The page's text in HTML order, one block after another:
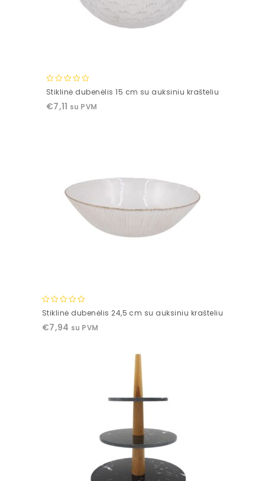
0
of
Stiklinė dubenėlis 15 cm su auksiniu krašteliu
€7,11 su PVM
0
of
Stiklinė dubenėlis 24,5 cm su auksiniu krašteliu
€7,94 su PVM